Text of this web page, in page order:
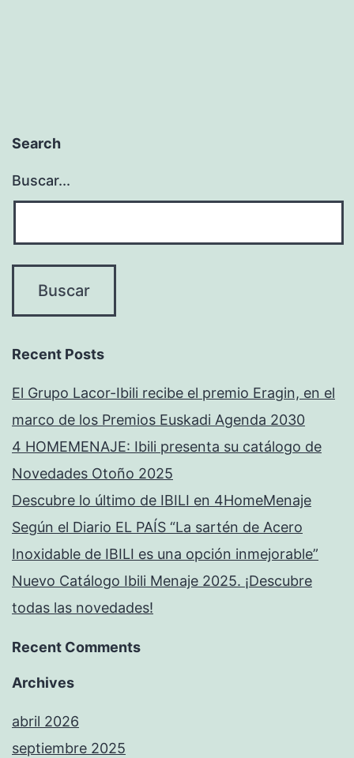
Search
Buscar...
Recent Posts
El Grupo Lacor-Ibili recibe el premio Eragin, en el
marco de los Premios Euskadi Agenda 2030
4 HOMEMENAJE: Ibili presenta su catálogo de
Novedades Otoño 2025
Descubre lo último de IBILI en 4HomeMenaje
Según el Diario EL PAÍS “La sartén de Acero
Inoxidable de IBILI es una opción inmejorable”
Nuevo Catálogo Ibili Menaje 2025. ¡Descubre
todas las novedades!
Recent Comments
Archives
abril 2026
septiembre 2025